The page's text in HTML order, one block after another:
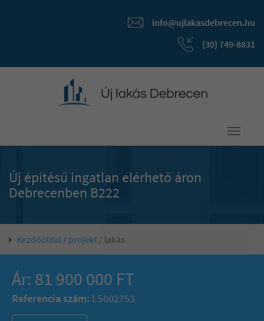
info@ujlakasdebrecen.hu
(30) 749-8831
Toggle
Új építésű ingatlan elérhető áron
Debrecenben B222
Kezdőoldal / projekt / lakás
Ár: 81 900 000 FT
Referencia szám: LS002753